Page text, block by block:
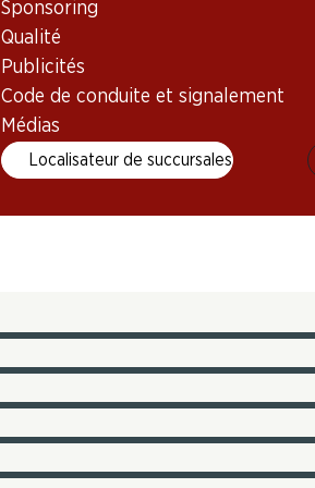
Sponsoring
Qualité
Publicités
Code de conduite et signalement
Médias
Localisateur de succursales
de dégustation